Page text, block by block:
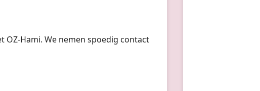
Hami. We nemen spoedig contact